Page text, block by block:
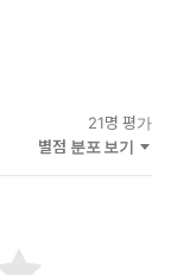
21명 평가
별점 분포 보기